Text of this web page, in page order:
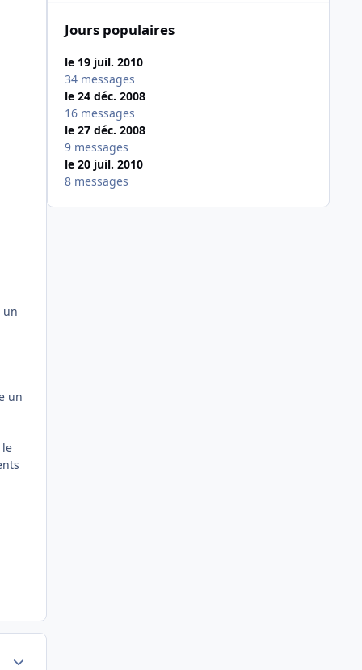
un
un
le
Jours populaires
le 19 juil. 2010
34 messages
le 24 déc. 2008
16 messages
le 27 déc. 2008
9 messages
le 20 juil. 2010
8 messages